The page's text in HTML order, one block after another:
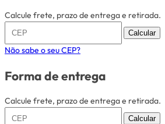
Calcule frete, prazo de entrega e retirada.
Calcular
Não sabe o seu CEP?
Forma de entrega
Calcule frete, prazo de entrega e retirada.
Calcular